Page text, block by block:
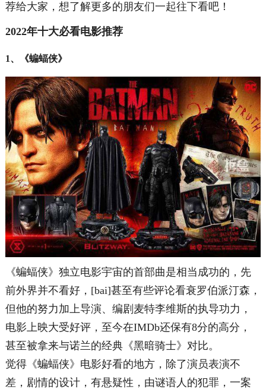
荐给大家，想了解更多的朋友们一起往下看吧！
2022年十大必看电影推荐
1、《蝙蝠侠》
《蝙蝠侠》独立电影宇宙的首部曲是相当成功的，先
前外界并不看好，[bai]甚至有些评论看衰罗伯派汀森，
但他的努力加上导演、编剧麦特李维斯的执导功力，
电影上映大受好评，至今在IMDb还保有8分的高分，
甚至被拿来与诺兰的经典《黑暗骑士》对比。
觉得《蝙蝠侠》电影好看的地方，除了演员表演不
差，剧情的设计，有悬疑性，由谜语人的犯罪，一案